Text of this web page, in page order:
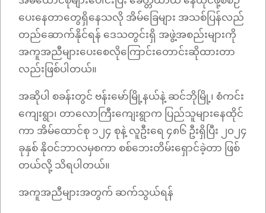
ပေးနေတာတွေရှိနေသလို အိမ်ခြေများ အသစ်ပြန်လည်
တည်ဆောက်နိုင်ရန် ဒေသတွင်းရှိ အဖွဲ့အစည်းများကို
အကူအညီများပေးစေလိုကြောင်းတောင်းဆိုထားတာ
လည်းဖြစ်ပါတယ်။
အဆိုပါ စခန်းတွင် ဗန်းမော်မြို့နယ်နဲ့ ဆင်ဘိုမြို့၊ စံကင်း
ကျေးရွာ၊ တာလောကြီးကျေးရွာက ပြည်သူများနေထိုင်
ကာ အိမ်ထောင်စု ၁၂၄ စုနဲ့ လူဦးရေ ၄၈၆ ဦးရှိပြီး ၂၀၂၄
ခုနှစ် နိုဝင်ဘာလမှစကာ စစ်ဘေးတိမ်းရှောင်ခဲ့တာ ဖြစ်
တယ်လို့ သိရပါတယ်။
အကူအညီများအတွက် ဆက်သွယ်ရန်